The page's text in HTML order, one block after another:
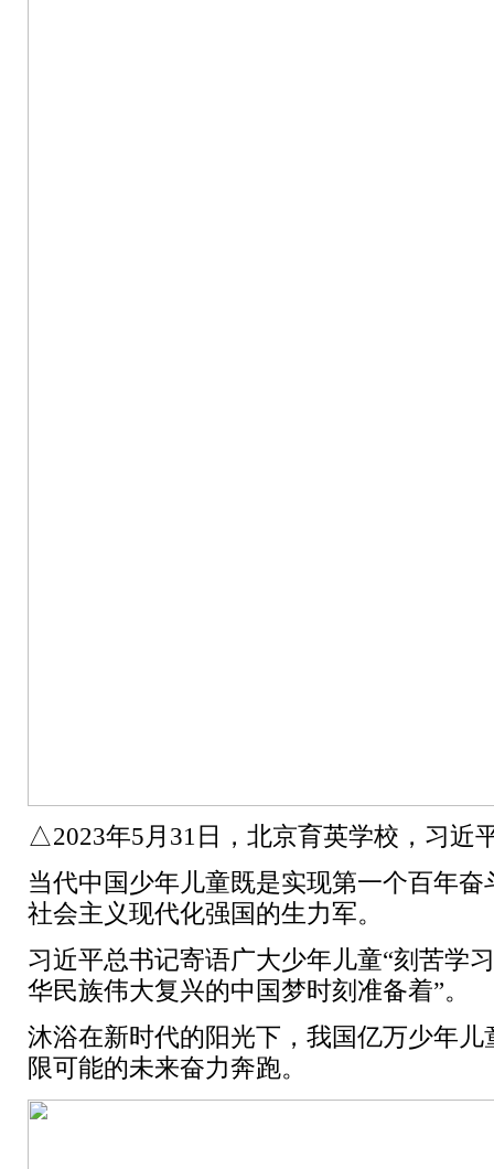
△2023年5月31日，北京育英学校，习近
当代中国少年儿童既是实现第一个百年
社会主义现代化强国的生力军。
习近平总书记寄语广大少年儿童“刻苦学
华民族伟大复兴的中国梦时刻准备着”。
沐浴在新时代的阳光下，我国亿万少年
限可能的未来奋力奔跑。